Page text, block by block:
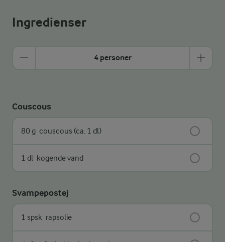
Ingredienser
4 personer
Couscous
80 g couscous (ca. 1 dl)
1 dl kogende vand
Svampepostej
1 spsk rapsolie